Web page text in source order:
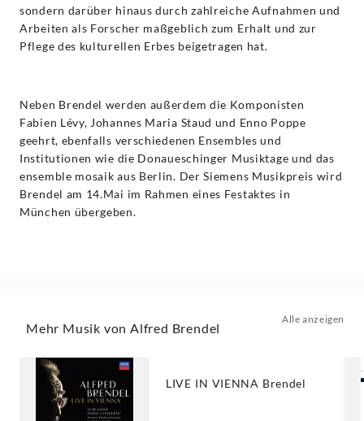
sondern darüber hinaus durch zahlreiche Aufnahmen und
Arbeiten als Forscher maßgeblich zum Erhalt und zur
Pflege des kulturellen Erbes beigetragen hat.
Neben Brendel werden außerdem die Komponisten
Fabien Lévy, Johannes Maria Staud und Enno Poppe
geehrt, ebenfalls verschiedenen Ensembles und
Institutionen wie die Donaueschinger Musiktage und das
ensemble mosaik aus Berlin. Der Siemens Musikpreis wird
Brendel am 14.Mai im Rahmen eines Festaktes in
München übergeben.
Mehr Musik von Alfred Brendel
Alle anzeigen
LIVE IN VIENNA Brendel